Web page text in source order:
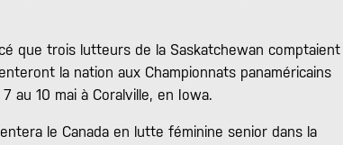
que trois lutteurs de la Saskatchewan comptaient
la nation aux Championnats panaméricains
au 10 mai à Coralville, en Iowa.
le Canada en lutte féminine senior dans la